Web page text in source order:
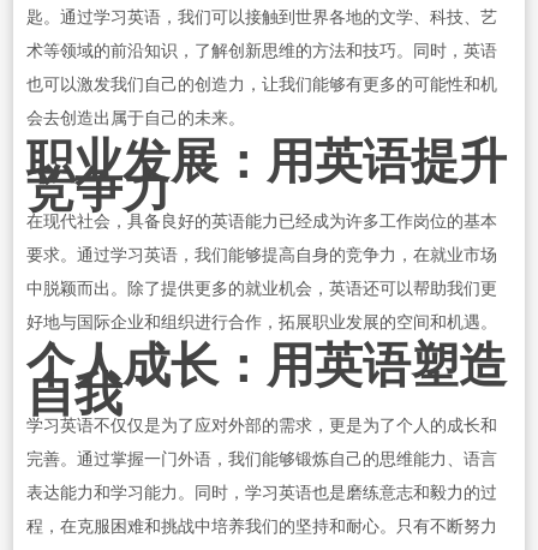
匙。通过学习英语，我们可以接触到世界各地的文学、科技、艺
术等领域的前沿知识，了解创新思维的方法和技巧。同时，英语
也可以激发我们自己的创造力，让我们能够有更多的可能性和机
会去创造出属于自己的未来。
职业发展：用英语提升
竞争力
在现代社会，具备良好的英语能力已经成为许多工作岗位的基本
要求。通过学习英语，我们能够提高自身的竞争力，在就业市场
中脱颖而出。除了提供更多的就业机会，英语还可以帮助我们更
好地与国际企业和组织进行合作，拓展职业发展的空间和机遇。
个人成长：用英语塑造
自我
学习英语不仅仅是为了应对外部的需求，更是为了个人的成长和
完善。通过掌握一门外语，我们能够锻炼自己的思维能力、语言
表达能力和学习能力。同时，学习英语也是磨练意志和毅力的过
程，在克服困难和挑战中培养我们的坚持和耐心。只有不断努力